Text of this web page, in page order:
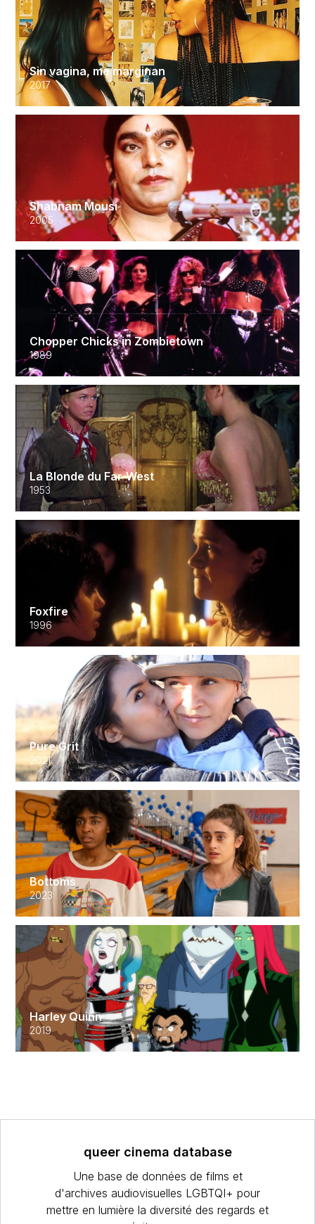
Sin vagina, me marginan
2017
Shabnam Mousi
2005
Chopper Chicks in Zombietown
1989
La Blonde du Far-West
1953
Foxfire
1996
Pure Grit
2021
Bottoms
2023
Harley Quinn
2019
queer cinema database
Une base de données de films et
d'archives audiovisuelles LGBTQI+ pour
mettre en lumière la diversité des regards et